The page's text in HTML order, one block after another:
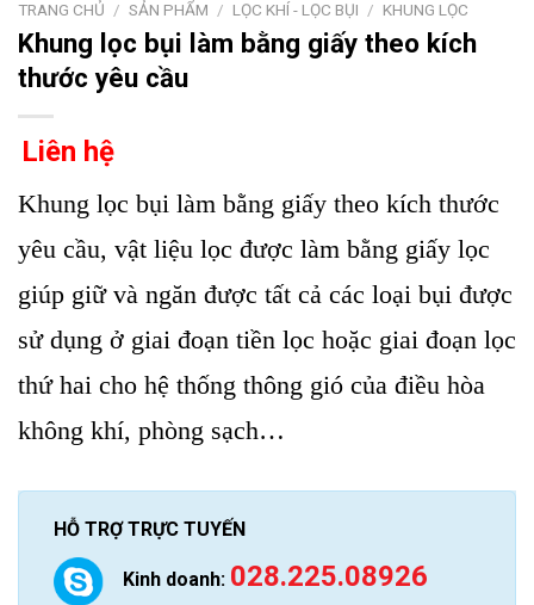
TRANG CHỦ / SẢN PHẨM / LỌC KHÍ - LỌC BỤI / KHUNG LỌC
Khung lọc bụi làm bằng giấy theo kích
thước yêu cầu
Liên hệ
Khung lọc bụi làm bằng giấy theo kích thước
yêu cầu, vật liệu lọc được làm bằng giấy lọc
giúp giữ và ngăn được tất cả các loại bụi được
sử dụng ở giai đoạn tiền lọc hoặc giai đoạn lọc
thứ hai cho hệ thống thông gió của điều hòa
không khí, phòng sạch…
HỖ TRỢ TRỰC TUYẾN
Kinh doanh: 028.225.08926